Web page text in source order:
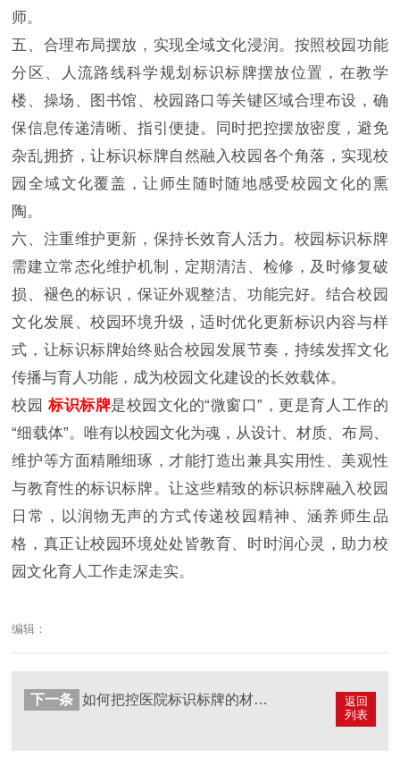
师。
五、合理布局摆放，实现全域文化浸润。按照校园功能
分区、人流路线科学规划标识标牌摆放位置，在教学
楼、操场、图书馆、校园路口等关键区域合理布设，确
保信息传递清晰、指引便捷。同时把控摆放密度，避免
杂乱拥挤，让标识标牌自然融入校园各个角落，实现校
园全域文化覆盖，让师生随时随地感受校园文化的熏
陶。
六、注重维护更新，保持长效育人活力。校园标识标牌
需建立常态化维护机制，定期清洁、检修，及时修复破
损、褪色的标识，保证外观整洁、功能完好。结合校园
文化发展、校园环境升级，适时优化更新标识内容与样
式，让标识标牌始终贴合校园发展节奏，持续发挥文化
传播与育人功能，成为校园文化建设的长效载体。
校园标识标牌是校园文化的“微窗口”，更是育人工作的
“细载体”。唯有以校园文化为魂，从设计、材质、布局、
维护等方面精雕细琢，才能打造出兼具实用性、美观性
与教育性的标识标牌。让这些精致的标识标牌融入校园
日常，以润物无声的方式传递校园精神、涵养师生品
格，真正让校园环境处处皆教育、时时润心灵，助力校
园文化育人工作走深走实。
编辑：
返回
列表
下一条 如何把控医院标识标牌的材质选用与安装质量？